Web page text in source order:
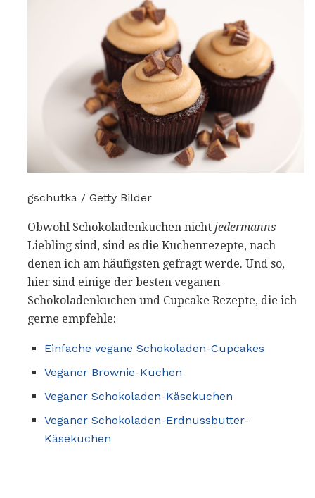
gschutka / Getty Bilder
Obwohl Schokoladenkuchen nicht jedermanns
Liebling sind, sind es die Kuchenrezepte, nach
denen ich am häufigsten gefragt werde. Und so,
hier sind einige der besten veganen
Schokoladenkuchen und Cupcake Rezepte, die ich
gerne empfehle:
Einfache vegane Schokoladen-Cupcakes
Veganer Brownie-Kuchen
Veganer Schokoladen-Käsekuchen
Veganer Schokoladen-Erdnussbutter-
Käsekuchen